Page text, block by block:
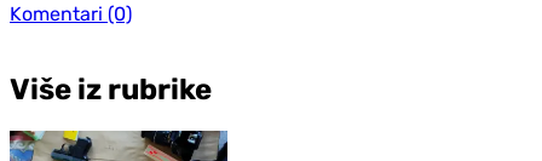
Komentari (0)
Više iz rubrike